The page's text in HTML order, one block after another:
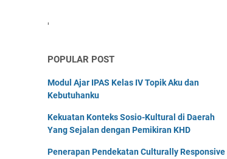
'
POPULAR POST
Modul Ajar IPAS Kelas IV Topik Aku dan
Kebutuhanku
Kekuatan Konteks Sosio-Kultural di Daerah
Yang Sejalan dengan Pemikiran KHD
Penerapan Pendekatan Culturally Responsive